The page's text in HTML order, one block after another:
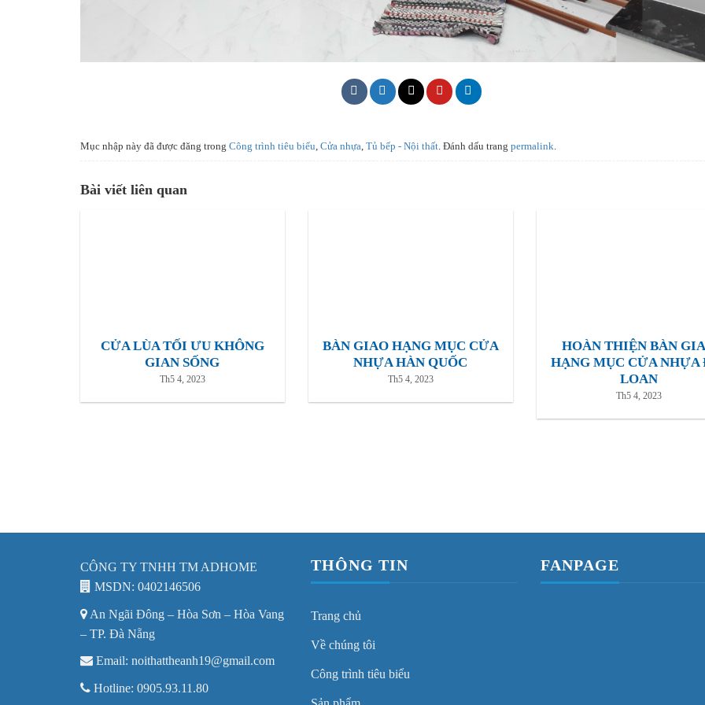
Mục nhập này đã được đăng trong Công trình tiêu biểu, Cửa nhựa, Tủ bếp - Nội thất. Đánh dấu trang permalink.
Bài viết liên quan
CỬA LÙA TỐI ƯU KHÔNG
GIAN SỐNG
Th5 4, 2023
BÀN GIAO HẠNG MỤC CỬA
NHỰA HÀN QUỐC
Th5 4, 2023
HOÀN THIỆN BÀN
HẠNG MỤC CỬA
LOAN
Th5 4, 2023
CÔNG TY TNHH TM ADHOME
MSDN: 0402146506
An Ngãi Đông – Hòa Sơn – Hòa Vang
– TP. Đà Nẵng
Email: noithattheanh19@gmail.com
Hotline: 0905.93.11.80
THÔNG TIN
Trang chủ
Về chúng tôi
Công trình tiêu biểu
FANPAGE